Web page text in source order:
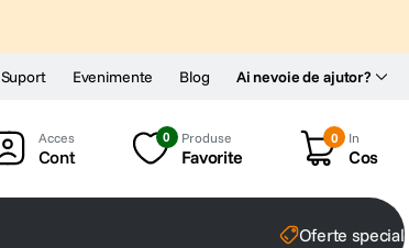
Ai nevoie de ajutor?
Suport Evenimente Blog
Cont
0 Produse
Favorite
0 In
Cos
Oferte